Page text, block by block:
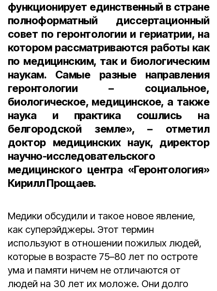
функционирует единственный в стране
полноформатный диссертационный
совет по геронтологии и гериатрии, на
котором рассматриваются работы как
по медицинским, так и биологическим
наукам. Самые разные направления
геронтологии – социальное,
биологическое, медицинское, а также
наука и практика сошлись на
белгородской земле», – отметил
доктор медицинских наук, директор
научно-исследовательского
медицинского центра «Геронтология»
Кирилл Прощаев.
Медики обсудили и такое новое явление,
как суперэйджеры. Этот термин
используют в отношении пожилых людей,
которые в возрасте 75–80 лет по остроте
ума и памяти ничем не отличаются от
людей на 30 лет их моложе. Они долго